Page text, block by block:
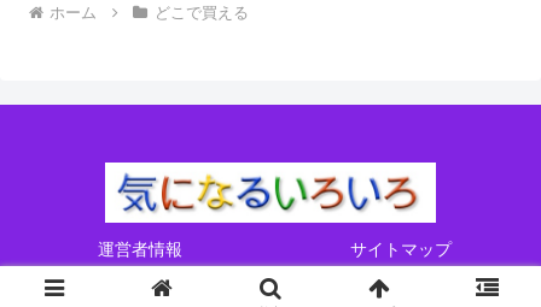
ホーム どこで買える
運営者情報 サイトマップ
Copyright © 2017-2026 気になるいろいろ All Rights Reserved.